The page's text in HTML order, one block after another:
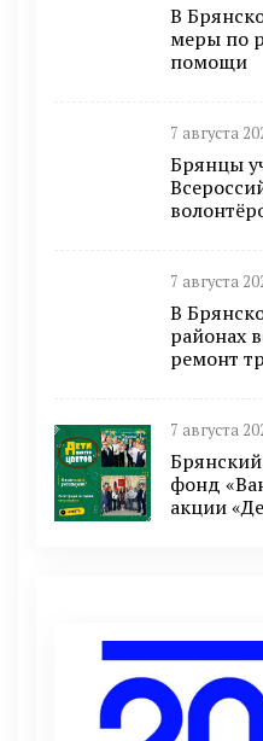
В
меры по
помощи
7 августа
Брянцы
7 августа
В
районах
ремонт
7 августа
фонд
акции